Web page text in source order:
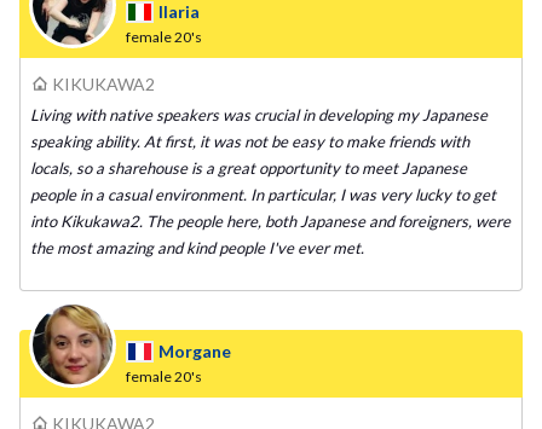
Ilaria
female20's
KIKUKAWA2
Living with native speakers was crucial in developing my Japanese
speaking ability. At first, it was not be easy to make friends with
locals, so a sharehouse is a great opportunity to meet Japanese
people in a casual environment. In particular, I was very lucky to get
into Kikukawa2. The people here, both Japanese and foreigners, were
the most amazing and kind people I've ever met.
Morgane
female20's
KIKUKAWA2